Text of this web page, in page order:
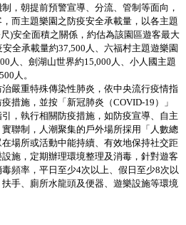
，朝提前預警宣導、分流、管制等面向，
而主題樂園之防疫安全承載量，以各主題
)安全面積之關係，約估為該園區遊客最大
全承載量約37,500人、六福村主題遊樂園
人、劍湖山世界約15,000人、小人國主題
人。
治嚴重特殊傳染性肺炎，依中央流行疫情指
措施，並按「新冠肺炎（COVID-19）」
，執行相關防疫措施，如防疫宣導、自主
聯制，人潮聚集的戶外場所採用「人數總
場所或活動中能持續、有效地保持社交距
施，定期辦理環境整理及消毒，針對遊客
頻率，平日至少4次以上、假日至少8次以
手、廁所水龍頭及便器、遊樂設施等環境